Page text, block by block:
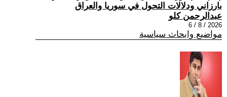
بارزاني ودلالات التحول في سوريا والعراق
عبدالرحمن كلو
2026 / 8 / 6
مواضيع وابحاث سياسية